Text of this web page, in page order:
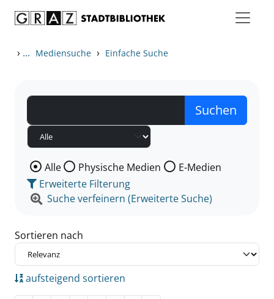
› ... Mediensuche › Einfache Suche
Wählen Sie die Medienart nach der Sie suchen wollen.
Alle Physische Medien
E-Medien
Erweiterte Filterung
Suche verfeinern (Erweiterte Suche)
Sortieren nach
aufsteigend sortieren